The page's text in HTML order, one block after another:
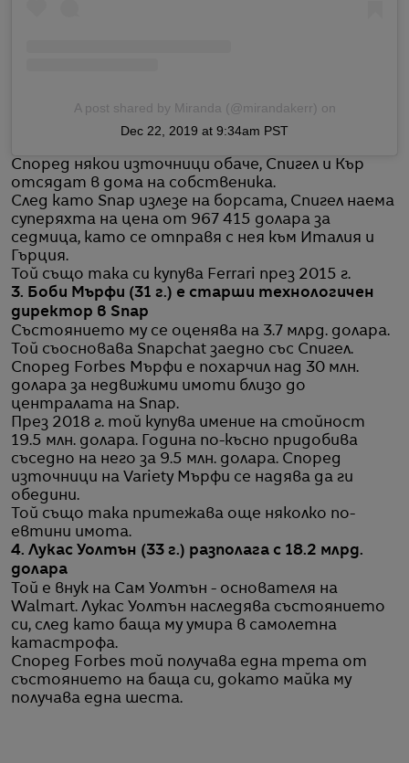
A post shared by Miranda (@mirandakerr) on
Dec 22, 2019 at 9:34am PST
Според някои източници обаче, Спигел и Кър
отсядат в дома на собственика.
След като Snap излезе на борсата, Спигел наема
суперяхта на цена от 967 415 долара за
седмица, като се отправя с нея към Италия и
Гърция.
Той също така си купува Ferrari през 2015 г.
3. Боби Мърфи (31 г.) е старши технологичен
директор в Snap
Състоянието му се оценява на 3.7 млрд. долара.
Той съосновава Snapchat заедно със Спигел.
Според Forbes Мърфи е похарчил над 30 млн.
долара за недвижими имоти близо до
централата на Snap.
През 2018 г. той купува имение на стойност
19.5 млн. долара. Година по-късно придобива
съседно на него за 9.5 млн. долара. Според
източници на Variety Мърфи се надява да ги
обедини.
Той също така притежава още няколко по-
евтини имота.
4. Лукас Уолтън (33 г.) разполага с 18.2 млрд.
долара
Той е внук на Сам Уолтън - основателя на
Walmart. Лукас Уолтън наследява състоянието
си, след като баща му умира в самолетна
катастрофа.
Според Forbes той получава една трета от
състоянието на баща си, докато майка му
получава една шеста.